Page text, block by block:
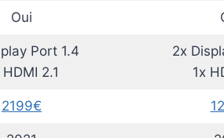
Oui
Port 1.4
2.1
2x
1x
2199€